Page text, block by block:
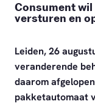
Consument
versturen en
Leiden, 26
veranderende
daarom
pakketautomaat